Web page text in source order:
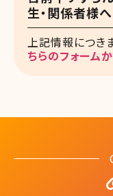
生・関係者様へ
上記情報につき
ちらのフォーム